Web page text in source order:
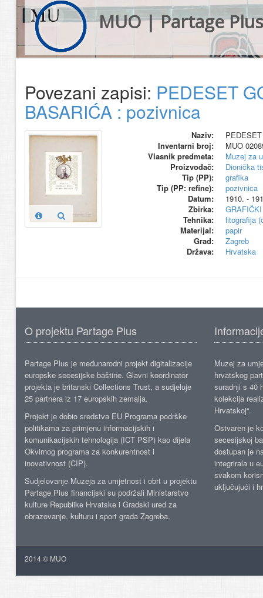
MUO | Partage Plus
Povezani zapisi: PEDESET
BASARIĆA : pozivnica
Naziv:
Inventarni broj:
MUO
Vlasnik predmeta:
Muzej za
Proizvođač:
Dionička
Tip (PP):
grafika
Tip (PP: refine):
pozivnica
Datum:
1910. -
Zbirka:
Tehnika:
litografija
Materijal:
papir
Grad:
Zagreb
Država:
Hrvatska
O projektu Partage Plus
Partage Plus je međunarodni projekt digitalizacije
europske secesijske baštine. Glavni koordinator
projekta je britanski Collections Trust, a sudjeluje
25 partnera iz 17 europskih zemalja.
Projekt je dobio sredstva EU Programa podrške
politikama za primjenu informacijskih i
komunikacijskih tehnologija (ICT PSP) kao dijela
Okvirnog programa za konkurentnost i
inovativnost (CIP).
Sudjelovanje Muzeja za umjetnost i obrt u projektu
Partage Plus financijski su podržali Ministarstvo
kulture Republike Hrvatske i Gradski ured za
obrazovanje, kulturu i sport grada Zagreba.
Muzej za
hrvatskog
suradnji s 40
kolekcija
Hrvatskoj“.
Ostvaren je
secesijskoj
dostupan je
integrirala u
svakom
uključujući i
2014 © MUO